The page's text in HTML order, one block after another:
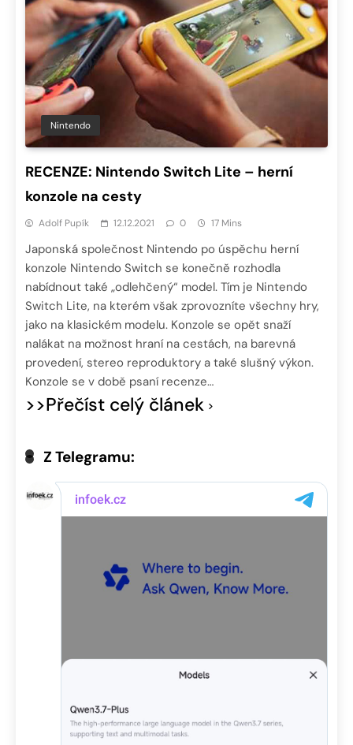
Nintendo
RECENZE: Nintendo Switch Lite – herní
konzole na cesty
Adolf Pupík 12.12.2021 0 17 Mins
Japonská společnost Nintendo po úspěchu herní
konzole Nintendo Switch se konečně rozhodla
nabídnout také „odlehčený“ model. Tím je Nintendo
Switch Lite, na kterém však zprovozníte všechny hry,
jako na klasickém modelu. Konzole se opět snaží
nalákat na možnost hraní na cestách, na barevná
provedení, stereo reproduktory a také slušný výkon.
Konzole se v době psaní recenze…
>>Přečíst celý článek
Z Telegramu: